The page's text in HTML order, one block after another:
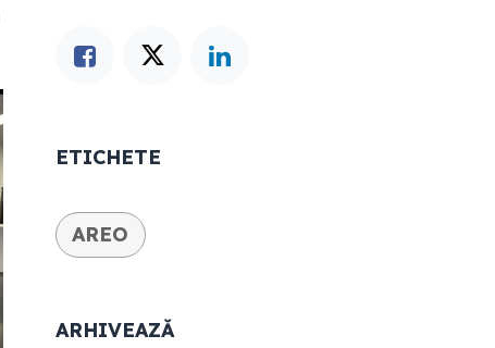
ETICHETE
AREO
ARHIVEAZĂ